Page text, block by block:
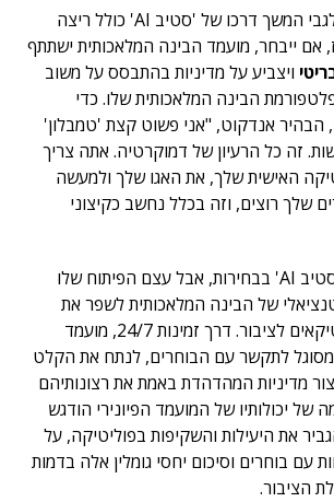
החזון של אנדקוט לגבי המשך דרכו של 'סטיב AI' כולל ריצה
אם ייבחר, ​​מועמד הבינה המלאכותית ישתתף
ויצביע על מדיניות בהתבסס על משוב
הבינה המלאכותית שלו. כדי
הבהיר אנדקוט, "אני פשוט קצת 'טמבלון'
זה כל הרעיון של דמוקרטיה. אתה צריך
האישית שלך, את האגו שלך ולמעשה
שלך רוצים, וזה בכלל נחשב כקיצוני
לא ברור איך ילך ל'סטיב AI' בבחירות, אבל עצם הפיתוח שלו
של הבינה המלאכותית לשפר את
התקשורת בין פוליטיקאים לציבור. דרך זמינות 24/7, מועמד
מסוגל לתקשר עם הבוחרים, לנתח את הקלט
מדיניות המהדהדת באמת את רצונותיהם
של יכולותיו של המועמד הפיונירי הודגש
את היעילות והשקיפות בפוליטיקה, על
עם בוחרים וסיכום יחסי גומלין אלה בדמות
הציבור.